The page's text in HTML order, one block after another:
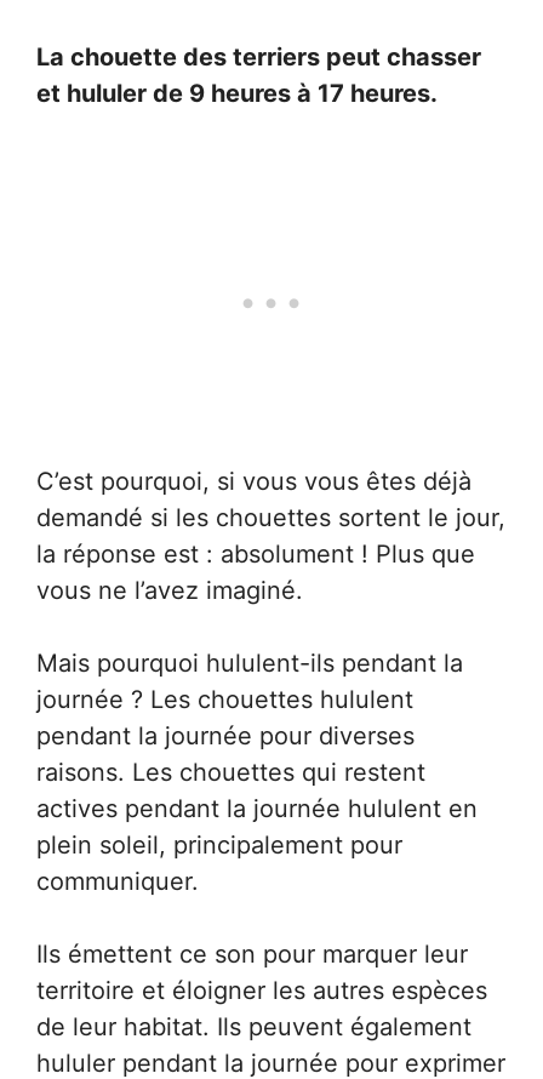
La chouette des terriers peut chasser
et hululer de 9 heures à 17 heures.
C’est pourquoi, si vous vous êtes déjà
demandé si les chouettes sortent le jour,
la réponse est : absolument ! Plus que
vous ne l’avez imaginé.
Mais pourquoi hululent-ils pendant la
journée ? Les chouettes hululent
pendant la journée pour diverses
raisons. Les chouettes qui restent
actives pendant la journée hululent en
plein soleil, principalement pour
communiquer.
Ils émettent ce son pour marquer leur
territoire et éloigner les autres espèces
de leur habitat. Ils peuvent également
hululer pendant la journée pour exprimer